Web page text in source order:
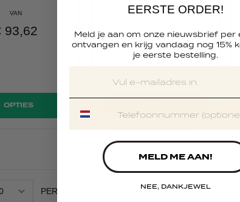
VAN
93,62
OPTIES
€ 14,39
€ 17,99
PER PAGINA
EERSTE ORDER!
Meld je aan om onze nieuwsbrief per
ontvangen en krijg vandaag nog 15%
je eerste bestelling.
MELD ME AAN!
NEE, DANKJEWEL